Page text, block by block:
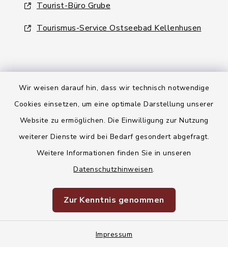
Wir weisen darauf hin, dass wir technisch notwendige
Cookies einsetzen, um eine optimale Darstellung unserer
Website zu ermöglichen. Die Einwilligung zur Nutzung
weiterer Dienste wird bei Bedarf gesondert abgefragt.
Weitere Informationen finden Sie in unseren
Datenschutzhinweisen.
Zur Kenntnis genommen
Impressum
Tourist-Büro Grube
Tourismus-Service Ostseebad Kellenhusen
Kontakt
Datenschutz
Impressum
Sitemap